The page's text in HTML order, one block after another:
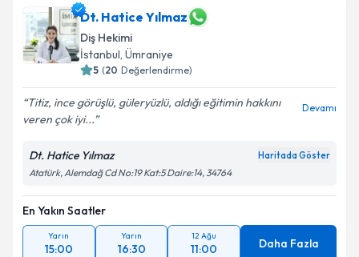
Dt. Hatice Yılmaz
Diş Hekimi
İstanbul, Ümraniye
5 (20 Değerlendirme)
Titiz, ince görüşlü, güleryüzlü, aldığı eğitimin hakkını
veren çok iyi...
Devamı
Dt. Hatice Yılmaz Haritada Göster
Atatürk, Alemdağ Cd No:19 Kat:5 Daire:14, 34764
En Yakın Saatler
Yarın
15:00
Yarın
16:30
12 Ağu
11:00 Daha Fazla